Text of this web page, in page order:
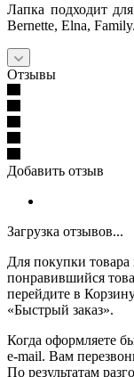
Лапка подходит
Bernette, Elna, Family.
Отзывы
Добавить отзыв
Загрузка отзывов...
Для покупки
понравившийся
перейдите в
«Быстрый заказ».
Когда оформляете
e-mail. Вам
По результатам